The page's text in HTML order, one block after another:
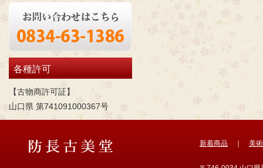
各種許可
【古物商許可証】
山口県 第741091000367号
新着商品 美